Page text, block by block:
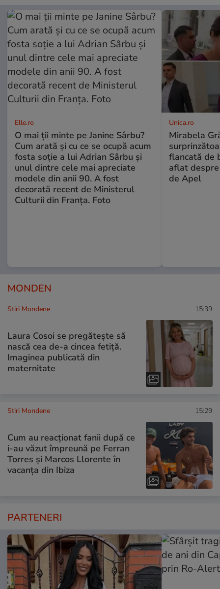
Elle.ro
O mai ții minte pe Janine Sârbu?
Cum arată și cu ce se ocupă acum
fosta soție a lui Adrian Sârbu și
unul dintre cele mai apreciate
modele din anii 90. A fost
decorată recent de Ministerul
Culturii din Franța. Foto
Unica.ro
Mirabela
flancată de
aflat
de Apel
MONDEN
Stiri Mondene 15:39
Laura Cosoi se pregătește să
nască cea de-a cincea fetiță.
Imaginea publicată din
maternitate
Stiri Mondene 15:29
Cum au reacționat fanii după ce
i-au văzut împreună pe Ferran
Torres și Marcos Llorente în
vacanța din Ibiza
PARTENERI